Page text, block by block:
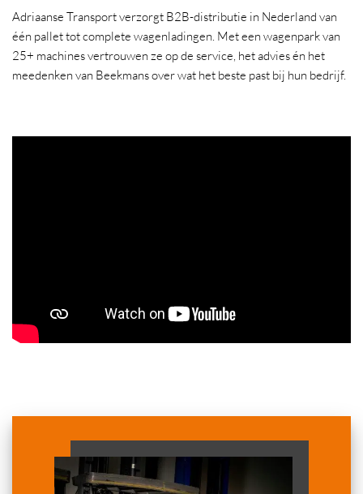
Adriaanse Transport verzorgt B2B-distributie in Nederland van
één pallet tot complete wagenladingen. Met een wagenpark van
25+ machines vertrouwen ze op de service, het advies én het
meedenken van Beekmans over wat het beste past bij hun bedrijf.